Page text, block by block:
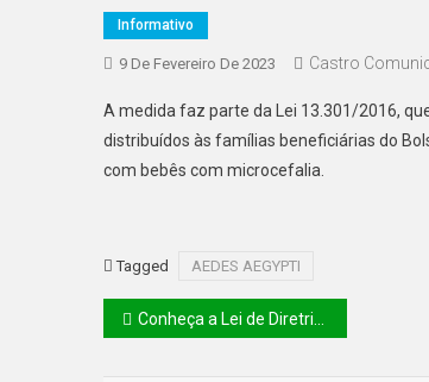
Informativo
9 De Fevereiro De 2023 Castro
A medida faz parte da Lei 13.301/2016,
distribuídos às famílias beneficiárias do
com bebês com microcefalia.
Tagged AEDES AEGYPTI
Conheça a Lei de Diretrizes e Bases da Educação